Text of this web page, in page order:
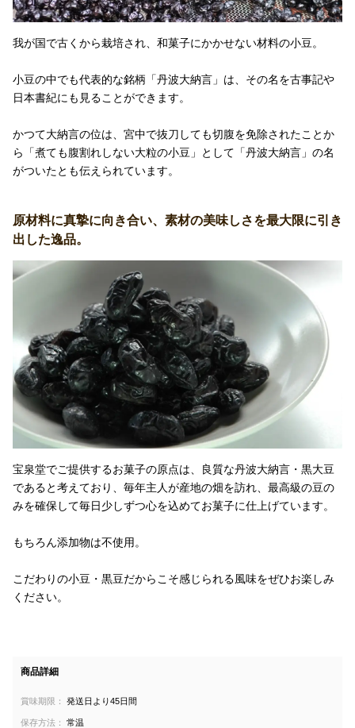
我が国で古くから栽培され、和菓子にかかせない材料の小豆。
小豆の中でも代表的な銘柄「丹波大納言」は、その名を古事記や
日本書紀にも見ることができます。
かつて大納言の位は、宮中で抜刀しても切腹を免除されたことか
ら「煮ても腹割れしない大粒の小豆」として「丹波大納言」の名
がついたとも伝えられています。
原材料に真摯に向き合い、素材の美味しさを最大限に引き
出した逸品。
宝泉堂でご提供するお菓子の原点は、良質な丹波大納言・黒大豆
であると考えており、毎年主人が産地の畑を訪れ、最高級の豆の
みを確保して毎日少しずつ心を込めてお菓子に仕上げています。
もちろん添加物は不使用。
こだわりの小豆・黒豆だからこそ感じられる風味をぜひお楽しみ
ください。
商品詳細
賞味期限： 発送日より45日間
保存方法： 常温